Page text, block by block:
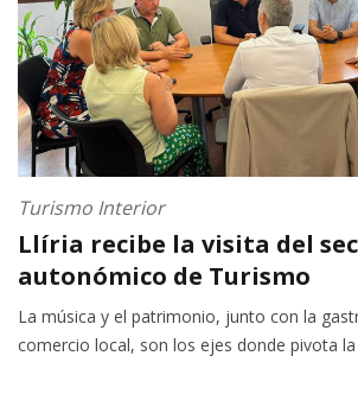
Turismo Interior
Llíria recibe la visita del
autonómico de Turismo
La música y el patrimonio, junto con la
comercio local, son los ejes donde pivota